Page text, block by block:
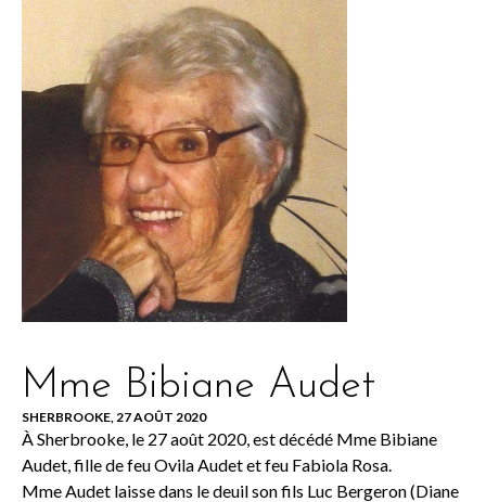
Mme Bibiane Audet
SHERBROOKE, 27 AOÛT 2020
À Sherbrooke, le 27 août 2020, est décédé Mme Bibiane
Audet, fille de feu Ovila Audet et feu Fabiola Rosa.
Mme Audet laisse dans le deuil son fils Luc Bergeron (Diane